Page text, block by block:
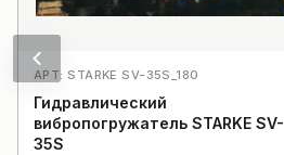
АРТ: STARKE SV-35S_180
Гидравлический
вибропогружатель STARKE SV-
35S